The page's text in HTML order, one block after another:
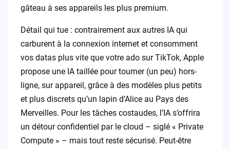
gâteau à ses appareils les plus premium.
Détail qui tue : contrairement aux autres IA qui
carburent à la connexion internet et consomment
vos datas plus vite que votre ado sur TikTok, Apple
propose une IA taillée pour tourner (un peu) hors-
ligne, sur appareil, grâce à des modèles plus petits
et plus discrets qu’un lapin d’Alice au Pays des
Merveilles. Pour les tâches costaudes, l’IA s’offrira
un détour confidentiel par le cloud – siglé « Private
Compute » – mais tout reste sécurisé. Peut-être